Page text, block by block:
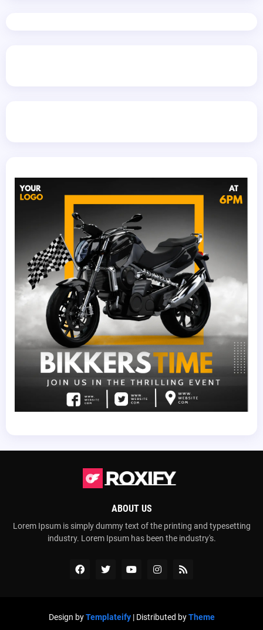
ABOUT US
Lorem Ipsum is simply dummy text of the printing and typesetting
industry. Lorem Ipsum has been the industry's.
Design byTemplateify| Distributed byTheme